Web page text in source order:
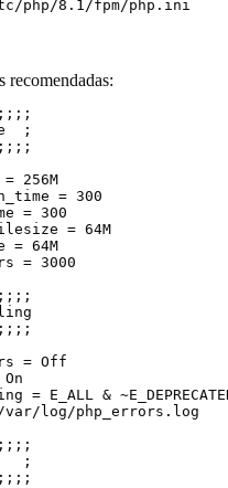
recomendadas:
;
256M
= 300
= 300
= 64M
= 64M
= 3000
= Off
E_ALL &
log/php_errors.log
;